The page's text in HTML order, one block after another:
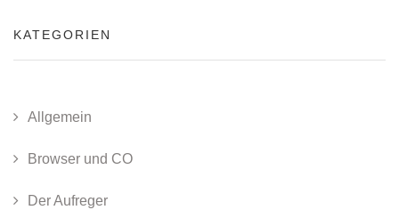
KATEGORIEN
Allgemein
Browser und CO
Der Aufreger